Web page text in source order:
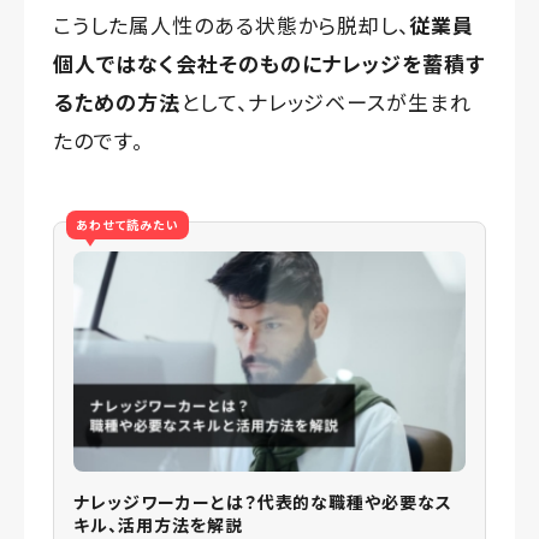
こうした属人性のある状態から脱却し、従業員
個人ではなく会社そのものにナレッジを蓄積す
るための方法として、ナレッジベースが生まれ
たのです。
あわせて読みたい
ナレッジワーカーとは？代表的な職種や必要なス
キル、活用方法を解説